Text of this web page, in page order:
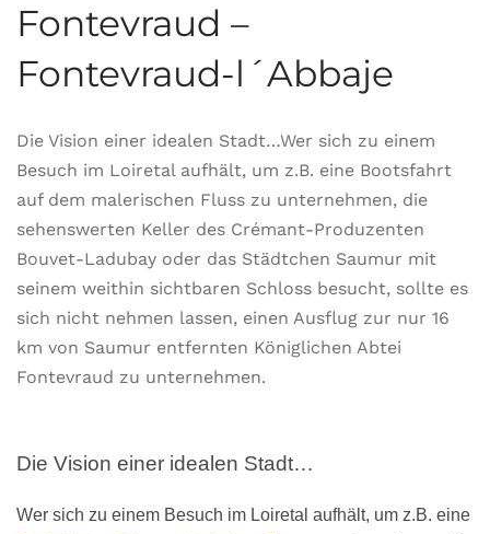
Fontevraud –
Fontevraud-l´Abbaje
Die Vision einer idealen Stadt…Wer sich zu einem
Besuch im Loiretal aufhält, um z.B. eine Bootsfahrt
auf dem malerischen Fluss zu unternehmen, die
sehenswerten Keller des Crémant-Produzenten
Bouvet-Ladubay oder das Städtchen Saumur mit
seinem weithin sichtbaren Schloss besucht, sollte es
sich nicht nehmen lassen, einen Ausflug zur nur 16
km von Saumur entfernten Königlichen Abtei
Fontevraud zu unternehmen.
Die Vision einer idealen Stadt…
Wer sich zu einem Besuch im Loiretal aufhält, um z.B. eine